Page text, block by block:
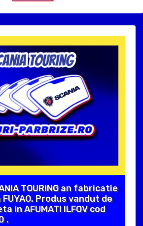
TOURING an fabricatie
Produs vandut de
in AFUMATI ILFOV cod
.